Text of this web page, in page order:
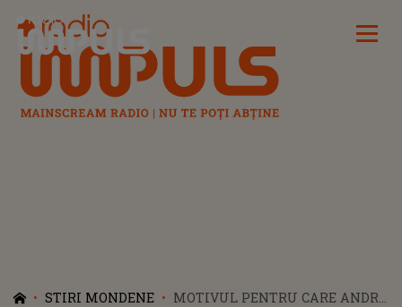
Radio Impuls
STIRI MONDENE
MOTIVUL PENTRU CARE ANDRA